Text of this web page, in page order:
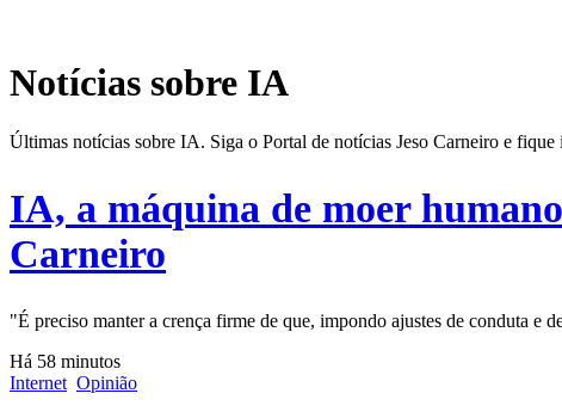
Notícias sobre IA
Últimas notícias sobre IA. Siga o Portal de notícias Jeso Carneiro e
IA, a máquina de moer
Carneiro
"É preciso manter a crença firme de que, impondo ajustes de conduta e
Há 58 minutos
Internet Opinião